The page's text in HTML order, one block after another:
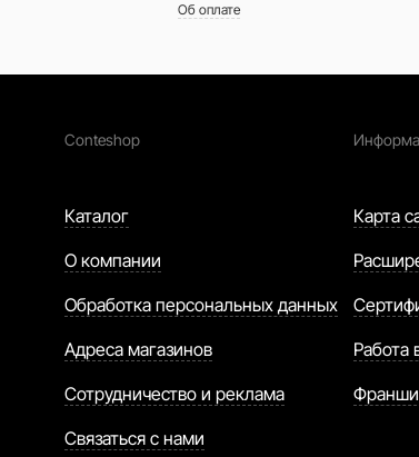
Об оплате
Conteshop
Каталог
О компании
Обработка персональных данных
Адреса магазинов
Сотрудничество и реклама
Связаться с нами
Карта
Работа